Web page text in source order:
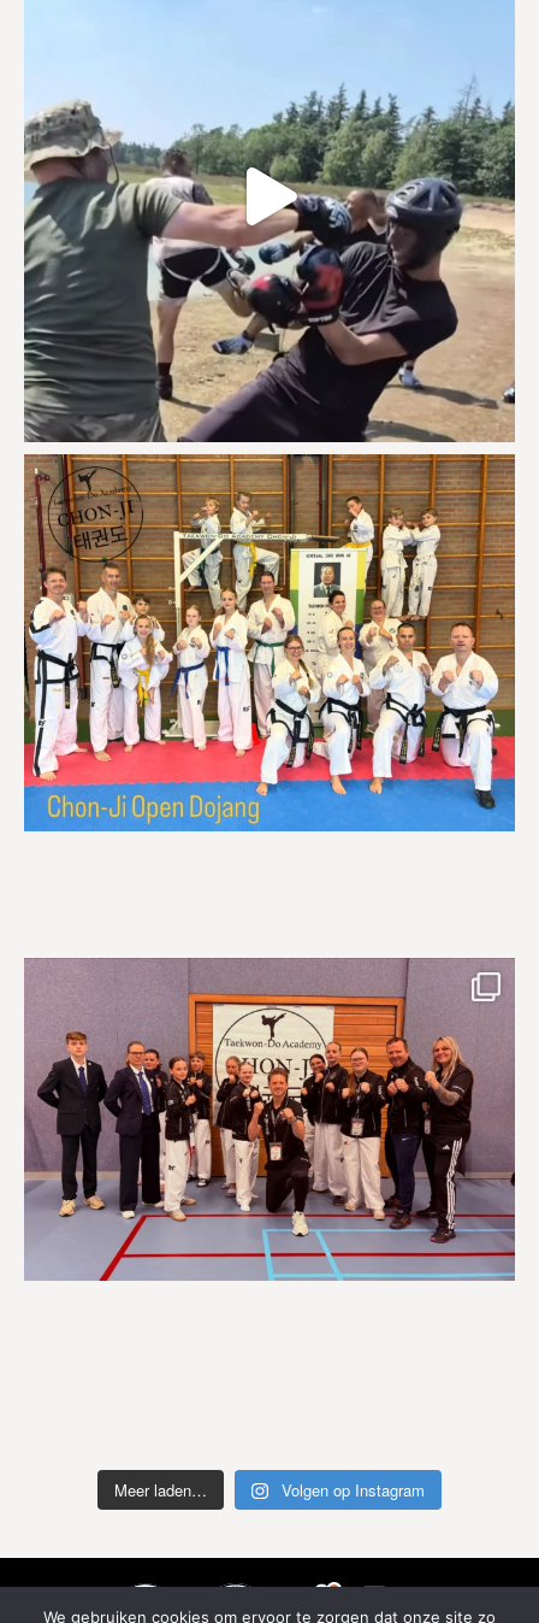
Meer laden… Volgen op Instagram
We gebruiken cookies om ervoor te zorgen dat onze site zo